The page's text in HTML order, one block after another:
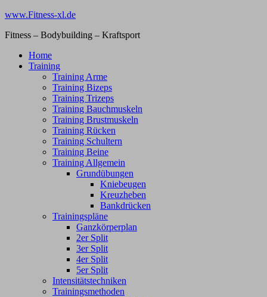
Zum
springen
www.Fitness-xl.de
Fitness – Bodybuilding – Kraftsport
Home
Training
Training Arme
Training Bizeps
Training Trizeps
Training Bauchmuskeln
Training Brustmuskeln
Training Rücken
Training Schultern
Training Beine
Training Allgemein
Grundübungen
Kniebeugen
Kreuzheben
Bankdrücken
Trainingspläne
Ganzkörperplan
2er Split
3er Split
4er Split
5er Split
Intensitätstechniken
Trainingsmethoden